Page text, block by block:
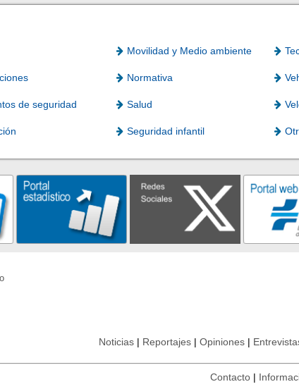
Movilidad y Medio ambiente
Normativa
de seguridad Salud
Seguridad infantil
Noticias Reportajes Opiniones
Contacto